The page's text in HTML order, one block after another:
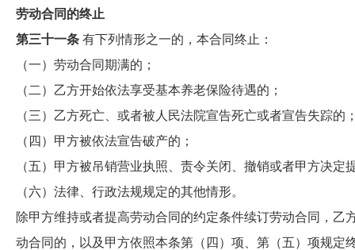
劳动合同的终止
第三十一条 有下列情形之一的，本合同终止：
（一）劳动合同期满的；
（二）乙方开始依法享受基本养老保险待遇的；
（三）乙方死亡、或者被人民法院宣告死亡或者宣告失踪的
（四）甲方被依法宣告破产的；
（五）甲方被吊销营业执照、责令关闭、撤销或者甲方决定
（六）法律、行政法规规定的其他情形。
除甲方维持或者提高劳动合同的约定条件续订劳动合同，
动合同的，以及甲方依照本条第（四）项、第（五）项规定